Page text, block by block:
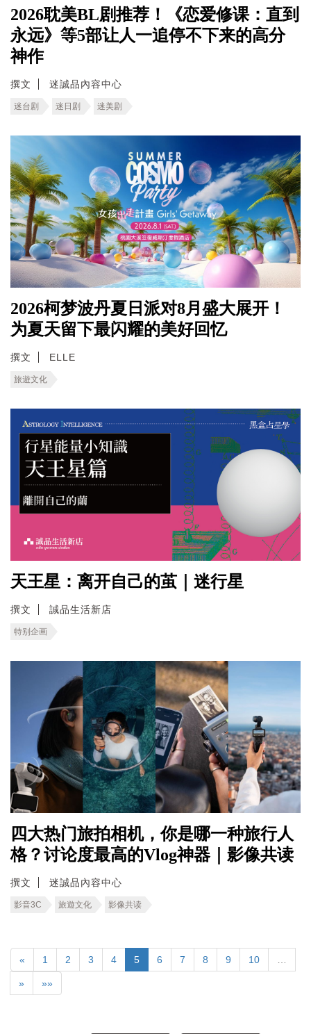
2026耽美BL剧推荐！《恋爱修课：直到
永远》等5部让人一追停不下来的高分
神作
撰文 迷誠品內容中心
迷台剧 迷日剧 迷美剧
2026柯梦波丹夏日派对8月盛大展开！
为夏天留下最闪耀的美好回忆
撰文 ELLE
旅遊文化
天王星：离开自己的茧｜迷行星
撰文 誠品生活新店
特别企画
四大热门旅拍相机，你是哪一种旅行人
格？讨论度最高的Vlog神器｜影像共读
撰文 迷誠品內容中心
影音3C 旅遊文化 影像共读
« 1 2 3 4 5 6 7 8 9 10
» »»